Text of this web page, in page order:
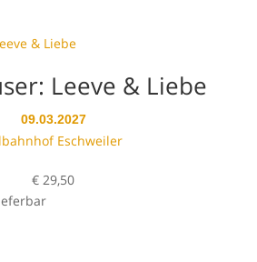
Leeve & Liebe
09.03.2027
Eschweiler
€ 29,50